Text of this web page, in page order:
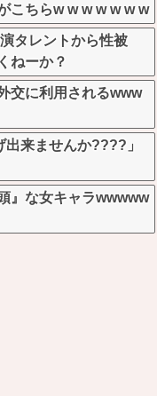
こちらw w w w w w w
タレントから性被
ねーか？
交に利用されるwww
来ませんか????」
』な女キャラwwwww